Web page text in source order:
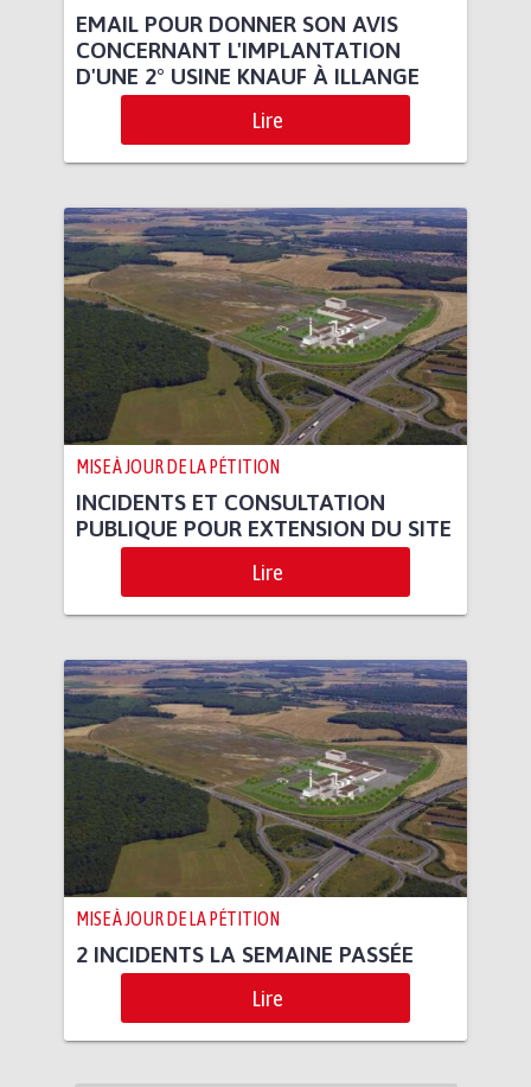
EMAIL POUR DONNER SON AVIS
CONCERNANT L'IMPLANTATION
D'UNE 2° USINE KNAUF À ILLANGE
Lire
MISE À JOUR DE LA PÉTITION
INCIDENTS ET CONSULTATION
PUBLIQUE POUR EXTENSION DU SITE
Lire
MISE À JOUR DE LA PÉTITION
2 INCIDENTS LA SEMAINE PASSÉE
Lire